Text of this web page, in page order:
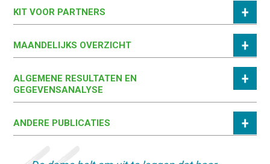
KIT VOOR PARTNERS
MAANDELIJKS OVERZICHT
ALGEMENE RESULTATEN EN
GEGEVENSANALYSE
ANDERE PUBLICATIES